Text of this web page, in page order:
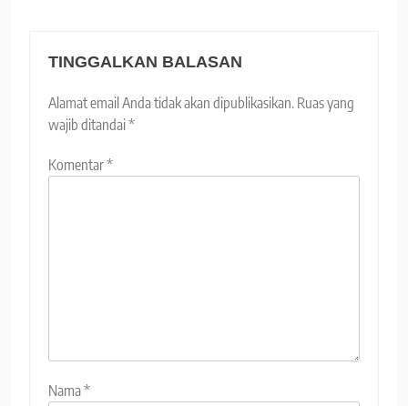
TINGGALKAN BALASAN
Alamat email Anda tidak akan dipublikasikan. Ruas yang
wajib ditandai*
Komentar*
Nama*